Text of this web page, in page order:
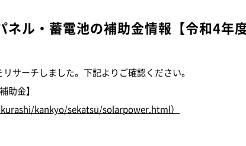
ネル・蓄電池の補助金情報 【令和4年
サーチしました。下記よりご確認ください。
助金】
kankyo/sekatsu/solarpower.html）